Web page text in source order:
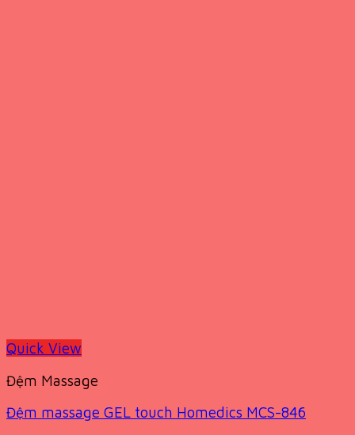
Quick View
Đệm Massage
Đệm massage GEL touch Homedics MCS-846